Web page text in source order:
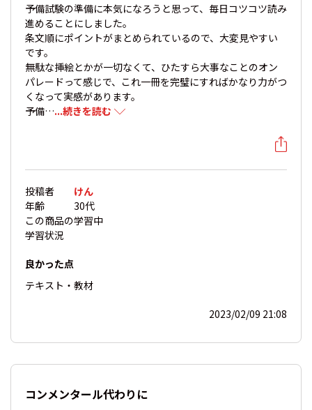
予備試験の準備に本気になろうと思って、毎日コツコツ読み
進めることにしました。
条文順にポイントがまとめられているので、大変見やすい
です。
無駄な挿絵とかが一切なくて、ひたすら大事なことのオン
パレードって感じで、これ一冊を完璧にすればかなり力がつ
くなって実感があります。
予備…...続きを読む
投稿者
けん
年齢
30代
この商品の
学習状況
学習中
良かった点
テキスト・教材
2023/02/09 21:08
コンメンタール代わりに